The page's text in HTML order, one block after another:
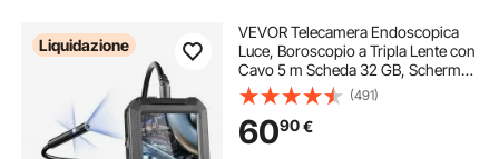
Liquidazione
VEVOR Telecamera Endoscopica
Luce, Boroscopio a Tripla Lente con
Cavo 5 m Scheda 32 GB, Schermo
127 mm 1080P Luci LED,
Telecamera a Serpente
Impermeabile IP67, Idraulica
Telecamera per Ispezione
(491)
6090€